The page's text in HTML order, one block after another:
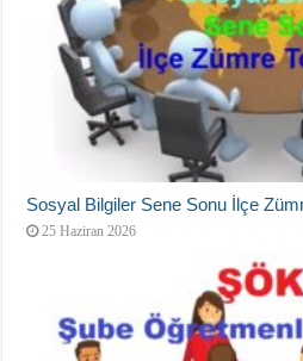
Sosyal Bilgiler Sene Sonu İlçe
25 Haziran 2026